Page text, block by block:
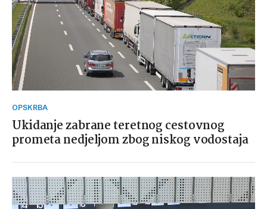
OPSKRBA
Ukidanje zabrane teretnog cestovnog
prometa nedjeljom zbog niskog vodostaja